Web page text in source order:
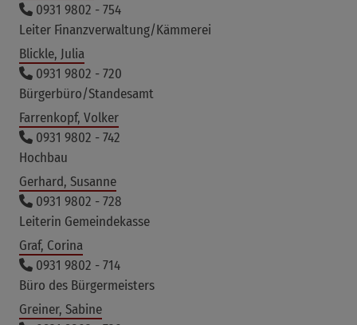
0931 9802 - 754
Leiter Finanzverwaltung/Kämmerei
Blickle, Julia
0931 9802 - 720
Bürgerbüro/Standesamt
Farrenkopf, Volker
0931 9802 - 742
Hochbau
Gerhard, Susanne
0931 9802 - 728
Leiterin Gemeindekasse
Graf, Corina
0931 9802 - 714
Büro des Bürgermeisters
Greiner, Sabine